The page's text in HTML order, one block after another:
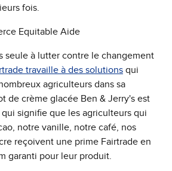
fois.
Equitable Aide
seule à lutter contre le changement
travaille à des solutions qui
agriculteurs dans sa
de crème glacée Ben & Jerry's est
signifie que les agriculteurs qui
notre vanille, notre café, nos
reçoivent une prime Fairtrade en
garanti pour leur produit.